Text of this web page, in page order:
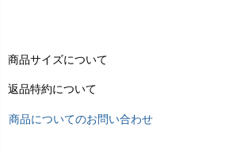
商品サイズについて
返品特約について
商品についてのお問い合わせ